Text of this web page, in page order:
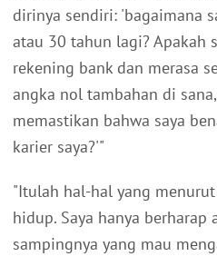
dirinya sendiri: 'bagaimana
atau 30 tahun lagi? Apakah
rekening bank dan merasa
angka nol tambahan di
memastikan bahwa saya
karier saya?'"
"Itulah hal-hal yang
hidup. Saya hanya
sampingnya yang mau